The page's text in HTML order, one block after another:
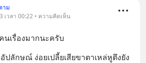
าม
เวลา 00:22 • ความคิดเห็น
เรื่องมากนะครับ
ปลักษณ์ ง่อยเปลี้ยเสียขาตาเหล่หูตึงยัง